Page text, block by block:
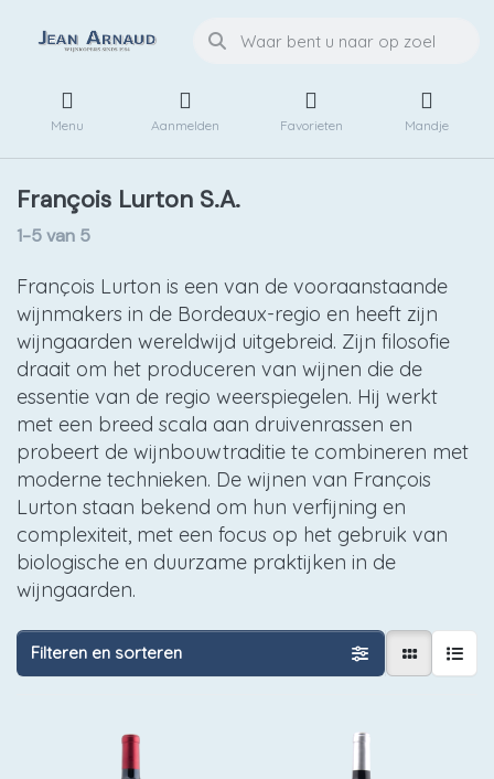
Menu Aanmelden Favorieten Mandje
François Lurton S.A.
1-5van 5
François Lurton is een van de vooraanstaande
wijnmakers in de Bordeaux-regio en heeft zijn
wijngaarden wereldwijd uitgebreid. Zijn filosofie
draait om het produceren van wijnen die de
essentie van de regio weerspiegelen. Hij werkt
met een breed scala aan druivenrassen en
probeert de wijnbouwtraditie te combineren met
moderne technieken. De wijnen van François
Lurton staan bekend om hun verfijning en
complexiteit, met een focus op het gebruik van
biologische en duurzame praktijken in de
wijngaarden.
Filteren en sorteren